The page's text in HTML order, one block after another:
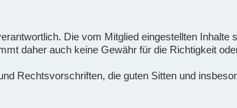
Die vom Mitglied eingestellten Inhalte
daher auch keine Gewähr für die Richtigkeit
Rechtsvorschriften, die guten Sitten und